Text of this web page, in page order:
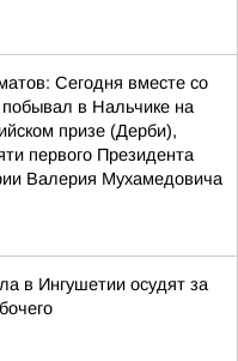
Сегодня вместе со
в Нальчике на
призе (Дерби),
первого Президента
Валерия Мухамедовича
в Ингушетии осудят за